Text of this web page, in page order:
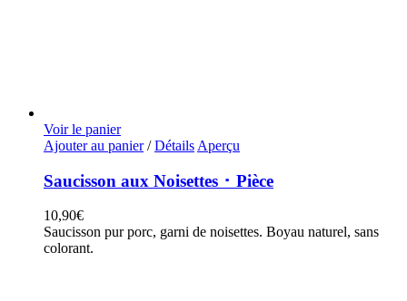
Voir le panier
Ajouter au panier / Détails Aperçu
Saucisson aux Noisettes ･ Pièce
10,90€
Saucisson pur porc, garni de noisettes. Boyau naturel, sans
colorant.